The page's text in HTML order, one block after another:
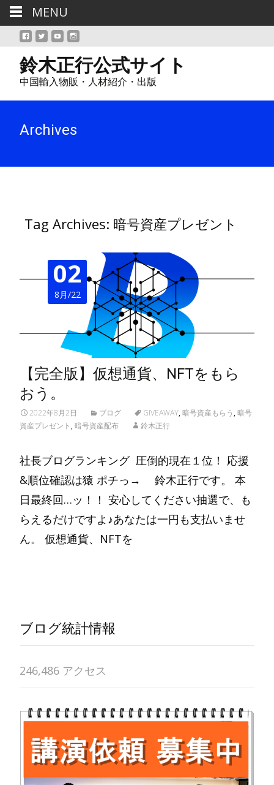
鈴木正行公式サイト
中国輸入物販・人材紹介・出版
Archives
Tag Archives: 暗号資産プレゼント
02
8月/22
【完全版】仮想通貨、NFTをもら
おう。
2022年8月2日 ブログ GIVEAWAY,暗号資産もらう ,暗号
資産プレゼント ,暗号資産配布 鈴木正行
社長ブログランキング 圧倒的現在１位！ 応援
&順位確認は猿 ポチっ→ 鈴木正行です。 本
日最終回…ッ！！ 安心してください抽選で、も
らえるだけですよ♪あなたは一円も支払いませ
ん。 仮想通貨、NFTを
ブログ統計情報
246,486 アクセス
MENU